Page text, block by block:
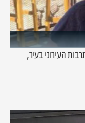
העירוני בעיר,